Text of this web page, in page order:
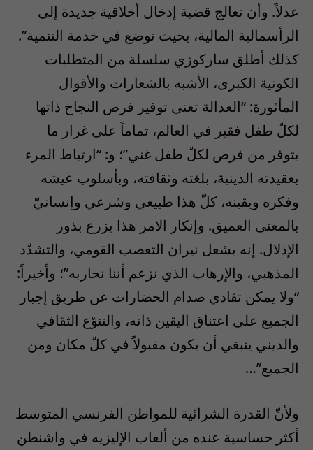
عدلاً. وأن تعالج قضية إدخال أخلاقية جديدة إلى
الرأسمالية المالية، بحيث توضع في خدمة التنمية”.
كذلك أطلق ساركوزي سلسلة من المتطلبات
الكونية الكبرى، الأشبه بالشعارات والأقوال
المأثورة: “العدالة تعني توفير فرص النجاح ذاتها
لكلّ طفل فقير في العالم، تماماً على غرار ما
يتوفر من فرص لكلّ طفل غني”؛ و: “ارتباط المرء
بعقيدته الدينية، بلغته وثقافته، وبأسلوب عيشه
وفكره ويقينه، كلّ هذا طبيعي وشرعي وإنسانيّ
بالمعنى العميق. وإنكار الامر هذا يزرع بذور
الإذلال. إنه يشعل نيران التعصب القومي، والتشدّد
المذهبي، والإرهاب الذي نزعم أننا نحاربه”؛ وأخيراً:
“ولا يمكن تفادي صدام الحضارات عن طريق إجبار
الجميع على اعتناق اليقين ذاته، والتنوّع الثقافي
والديني ينبغي أن يكون مقبولاً في كلّ مكان ومن
الجميع”…
ولأنّ القدرة الشرائية للمواطن الفرنسي المتوسط
أكثر حساسية عنده من ألعاب الإليزيه في واشنطن